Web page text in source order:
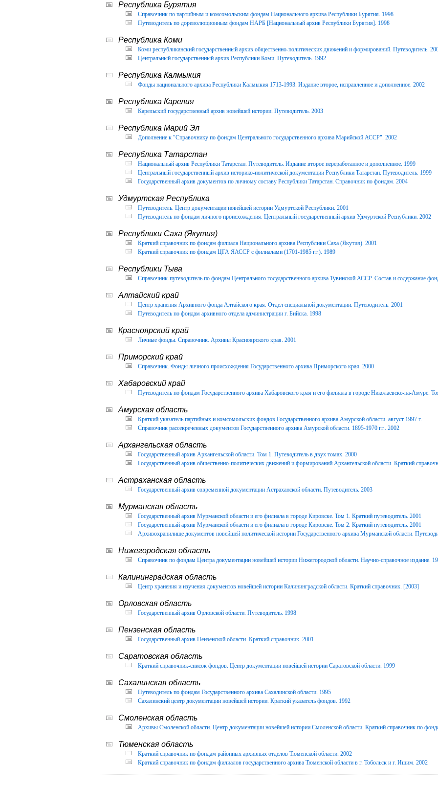
Республика Бурятия
Справочник по партийным и комсомольским фондам Национального архива Республики Бурятия. 1998
Путеводитель по дореволюционным фондам НАРБ [Национальный архив Республики Бурятия]. 1998
Республика Коми
Коми республиканский государственный архив общественно-политических движений и формирований. Путеводитель.
Центральный государственный архив Республики Коми. Путеводитель. 1992
Республика Калмыкия
Фонды национального архива Республики Калмыкия 1713-1993. Издание второе, исправленное и дополненное. 2002
Республика Карелия
Карельский государственный архив новейшей истории. Путеводитель. 2003
Республика Марий Эл
Дополнение к "Справочнику по фондам Центрального государственного архива Марийской АССР". 2002
Республика Татарстан
Национальный архив Республики Татарстан. Путеводитель. Издание второе переработанное и дополненное. 1999
Центральный государственный архив историко-политической документации Республики Татарстан. Путеводитель. 1999
Государственный архив документов по личному составу Республики Татарстан. Справочник по фондам. 2004
Удмуртская Республика
Путеводитель. Центр документации новейшей истории Удмуртской Республики. 2001
Путеводитель по фондам личного происхождения. Центральный государственный архив Удмуртской Республики. 2002
Республики Саха (Якутия)
Краткий справочник по фондам филиала Национального архива Республики Саха (Якутия). 2001
Краткий справочник по фондам ЦГА ЯАССР с филиалами (1701-1985 гг.). 1989
Республики Тыва
Справочник-путеводитель по фондам Центрального государственного архива Тувинской АССР. Состав и содержание
Алтайский край
Центр хранения Архивного фонда Алтайского края. Отдел специальной документации. Путеводитель. 2001
Путеводитель по фондам архивного отдела администрации г. Бийска. 1998
Красноярский край
Личные фонды. Справочник. Архивы Красноярского края. 2001
Приморский край
Справочник. Фонды личного происхождения Государственного архива Приморского края. 2000
Хабаровский край
Путеводитель по фондам Государственного архива Хабаровского края и его филиала в городе Николаевске-на-Амуре.
Амурская область
Краткий указатель партийных и комсомольских фондов Государственного архива Амурской области. август 1997 г.
Справочник рассекреченных документов Государственного архива Амурской области. 1895-1970 гг.. 2002
Архангельская область
Государственный архив Архангельской области. Том 1. Путеводитель в двух томах. 2000
Государственный архив общественно-политических движений и формирований Архангельской области. Краткий
Астраханская область
Государственный архив современной документации Астраханской области. Путеводитель. 2003
Мурманская область
Государственный архив Мурманской области и его филиала в городе Кировске. Том 1. Краткий путеводитель. 2001
Государственный архив Мурманской области и его филиала в городе Кировске. Том 2. Краткий путеводитель. 2001
Архивохранилище документов новейшей политической истории Государственного архива Мурманской области.
Нижегородская область
Справочник по фондам Центра документации новейшей истории Нижегородской области. Научно-справочное издание.
Калининградская область
Центр хранения и изучения документов новейшей истории Калининградской области. Краткий справочник. [2003]
Орловская область
Государственный архив Орловской области. Путеводитель. 1998
Пензенская область
Государственный архив Пензенской области. Краткий справочник. 2001
Саратовская область
Краткий справочник-список фондов. Центр документации новейшей истории Саратовской области. 1999
Сахалинская область
Путеводитель по фондам Государственного архива Сахалинской области. 1995
Сахалинский центр документации новейшей истории. Краткий указатель фондов. 1992
Смоленская область
Архивы Смоленской области. Центр документации новейшей истории Смоленской области. Краткий справочник по
Тюменская область
Краткий справочник по фондам районных архивных отделов Тюменской области. 2002
Краткий справочник по фондам филиалов государственного архива Тюменской области в г. Тобольск и г. Ишим. 2002